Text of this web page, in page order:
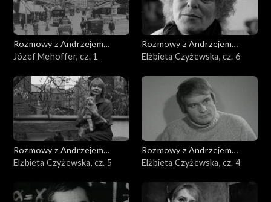
Rozmowy z Andrzejem
Doboszem
Józef Mehoffer, cz. 1
Rozmowy z Andrzejem
Doboszem
Elżbieta Czyżewska, cz. 6
Rozmowy z Andrzejem
Doboszem
Elżbieta Czyżewska, cz. 5
Rozmowy z Andrzejem
Doboszem
Elżbieta Czyżewska, cz. 4